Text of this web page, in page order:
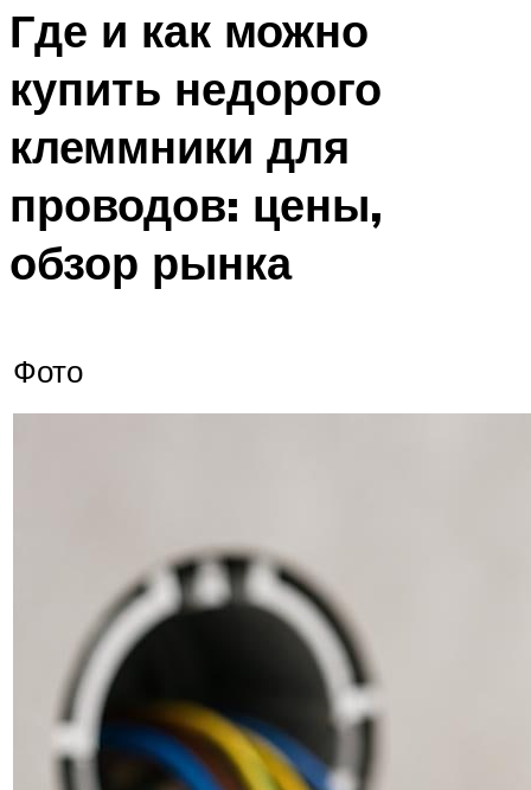
Где и как можно
купить недорого
клеммники для
проводов: цены,
обзор рынка
Фото